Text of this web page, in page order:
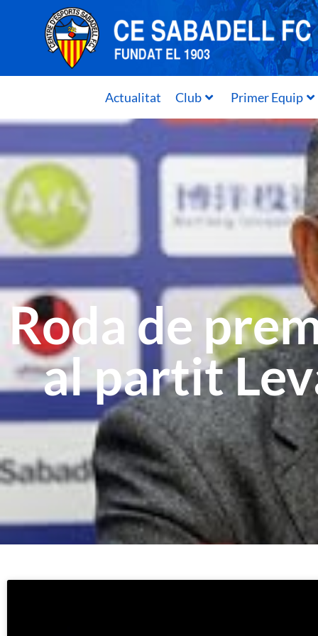
Actualitat Club Primer Equip
Roda de
al partit